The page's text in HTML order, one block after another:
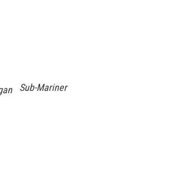
Sub-Mariner